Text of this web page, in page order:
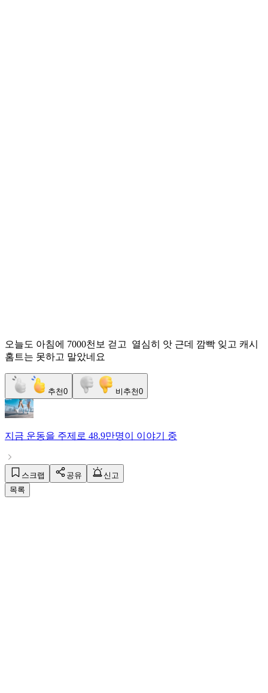
오늘도 아침에 7000천보 걷고 열심히 앗 근데 깜빡 잊고 캐시
홈트는 못하고 말았네요
추천0 비추천0
지금 운동을 주제로 48.9만명이 이야기 중
스크랩 공유
신고
목록